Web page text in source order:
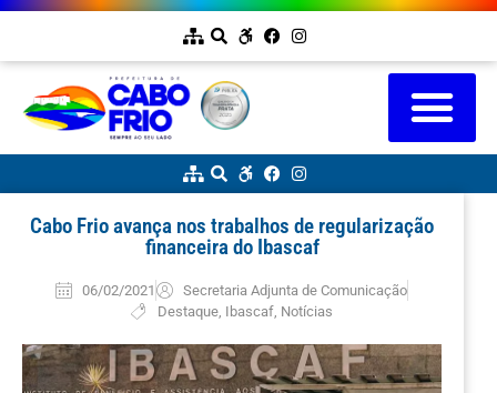
Cabo Frio avança nos trabalhos de regularização
financeira do Ibascaf
06/02/2021
Secretaria Adjunta de Comunicação
Destaque, Ibascaf, Notícias